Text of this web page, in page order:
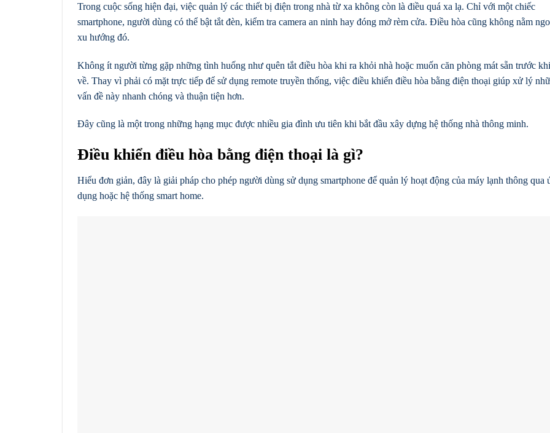
Trong cuộc sống hiện đại, việc quản lý các thiết bị điện trong nhà từ xa không còn là điều quá xa lạ. Chỉ với một chiếc
smartphone, người dùng có thể bật tắt đèn, kiểm tra camera an ninh hay đóng mở rèm cửa. Điều hòa cũng không nằm
xu hướng đó.
Không ít người từng gặp những tình huống như quên tắt điều hòa khi ra khỏi nhà hoặc muốn căn phòng mát sẵn trước
về. Thay vì phải có mặt trực tiếp để sử dụng remote truyền thống, việc điều khiển điều hòa bằng điện thoại giúp xử lý
vấn đề này nhanh chóng và thuận tiện hơn.
Đây cũng là một trong những hạng mục được nhiều gia đình ưu tiên khi bắt đầu xây dựng hệ thống nhà thông minh.
Điều khiển điều hòa bằng điện thoại là gì?
Hiểu đơn giản, đây là giải pháp cho phép người dùng sử dụng smartphone để quản lý hoạt động của máy lạnh thông qua
dụng hoặc hệ thống smart home.